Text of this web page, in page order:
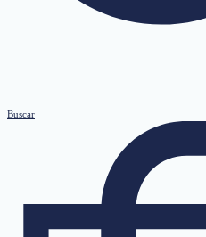
Buscar